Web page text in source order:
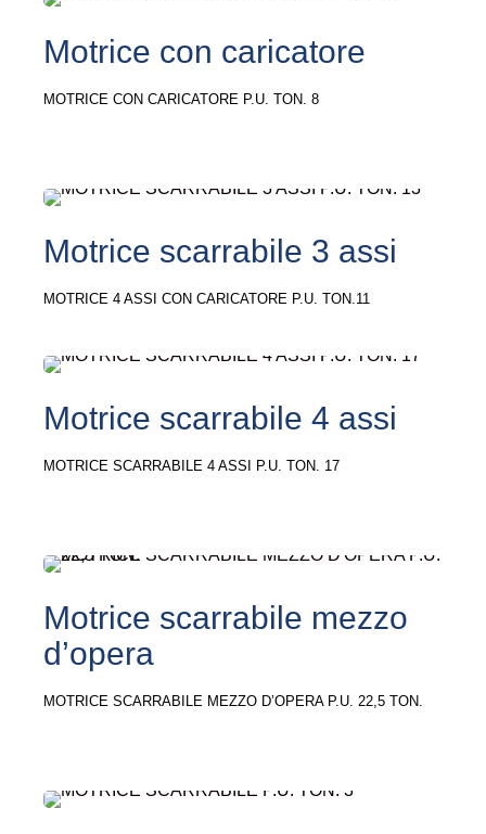
Motrice con caricatore
MOTRICE CON CARICATORE P.U. TON. 8
Motrice scarrabile 3 assi
MOTRICE 4 ASSI CON CARICATORE P.U. TON.11
Motrice scarrabile 4 assi
MOTRICE SCARRABILE 4 ASSI P.U. TON. 17
Motrice scarrabile mezzo
d’opera
MOTRICE SCARRABILE MEZZO D’OPERA P.U. 22,5 TON.